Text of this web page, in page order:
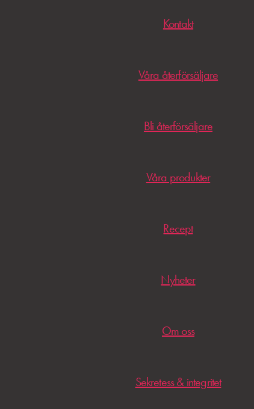
Kontakt
Våra återförsäljare
Bli återförsäljare
Våra produkter
Recept
Nyheter
Om oss
Sekretess & integritet